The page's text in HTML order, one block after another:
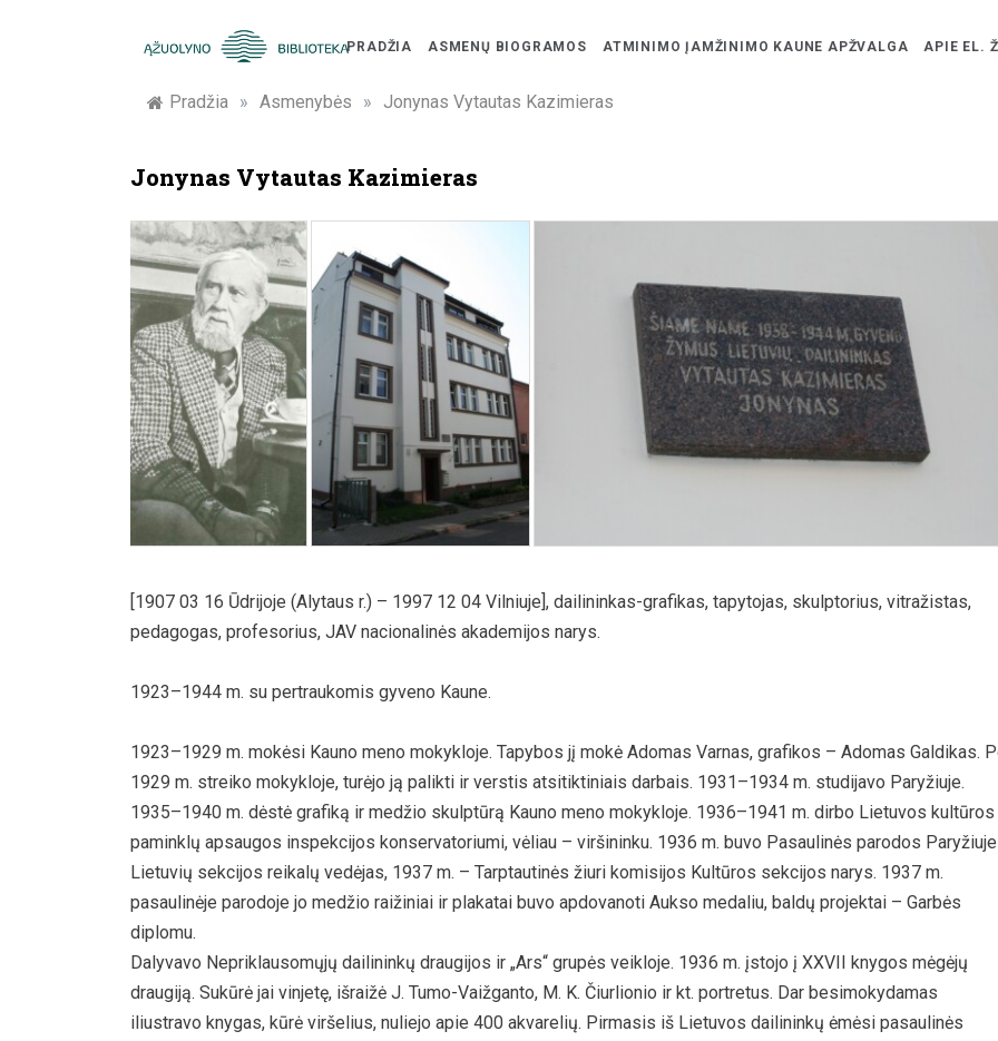
Žymūs
Kauno
žmonės:
atminimo
įamžinimas
PRADŽIA ASMENŲ BIOGRAMOS ATMINIMO ĮAMŽINIMO KAUNE APŽVALGA APIE EL.
Pradžia » Asmenybės » Jonynas Vytautas Kazimieras
Jonynas Vytautas Kazimieras
[1907 03 16 Ūdrijoje (Alytaus r.) – 1997 12 04 Vilniuje], dailininkas-grafikas, tapytojas, skulptorius, vitražistas,
pedagogas, profesorius, JAV nacionalinės akademijos narys.
1923–1944 m. su pertraukomis gyveno Kaune.
1923–1929 m. mokėsi Kauno meno mokykloje. Tapybos jį mokė Adomas Varnas, grafikos – Adomas Galdikas.
1929 m. streiko mokykloje, turėjo ją palikti ir verstis atsitiktiniais darbais. 1931–1934 m. studijavo Paryžiuje.
1935–1940 m. dėstė grafiką ir medžio skulptūrą Kauno meno mokykloje. 1936–1941 m. dirbo Lietuvos kultūros
paminklų apsaugos inspekcijos konservatoriumi, vėliau – viršininku. 1936 m. buvo Pasaulinės parodos Paryžiuje
Lietuvių sekcijos reikalų vedėjas, 1937 m. – Tarptautinės žiuri komisijos Kultūros sekcijos narys. 1937 m.
pasaulinėje parodoje jo medžio raižiniai ir plakatai buvo apdovanoti Aukso medaliu, baldų projektai – Garbės
diplomu.
Dalyvavo Nepriklausomųjų dailininkų draugijos ir „Ars“ grupės veikloje. 1936 m. įstojo į XXVII knygos mėgėjų
draugiją. Sukūrė jai vinjetę, išraižė J. Tumo-Vaižganto, M. K. Čiurlionio ir kt. portretus. Dar besimokydamas
iliustravo knygas, kūrė viršelius, nuliejo apie 400 akvarelių. Pirmasis iš Lietuvos dailininkų ėmėsi pasaulinės